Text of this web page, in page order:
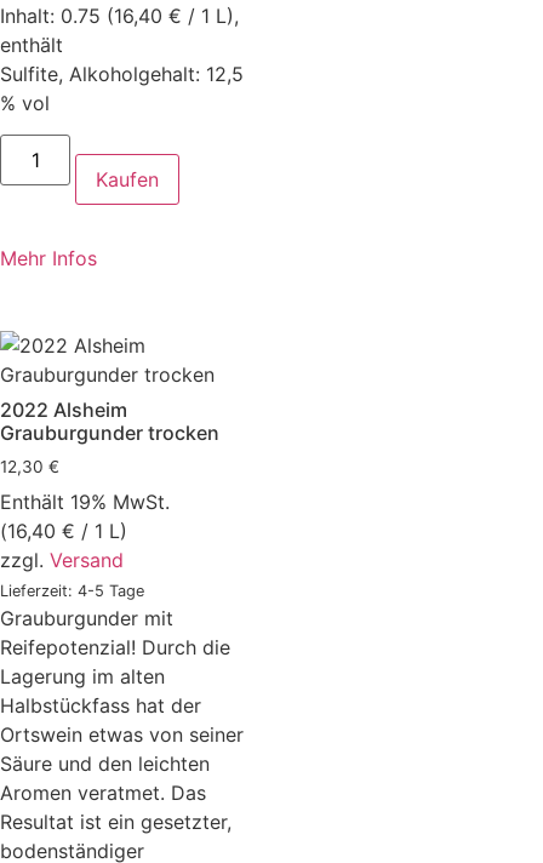
Inhalt: 0.75 (16,40 € / 1 L),
enthält
Sulfite, Alkoholgehalt: 12,5
% vol
Kaufen
Mehr Infos
2022 Alsheim
Grauburgunder trocken
12,30 €
Enthält 19% MwSt.
(16,40 € / 1 L)
zzgl. Versand
Lieferzeit: 4-5 Tage
Grauburgunder mit
Reifepotenzial! Durch die
Lagerung im alten
Halbstückfass hat der
Ortswein etwas von seiner
Säure und den leichten
Aromen veratmet. Das
Resultat ist ein gesetzter,
bodenständiger